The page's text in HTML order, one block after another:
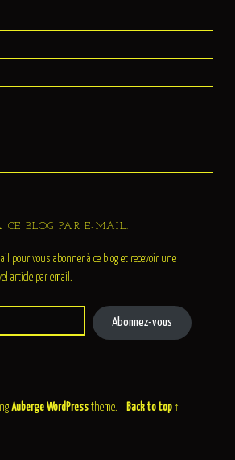
BLOG PAR E-MAIL.
pour vous abonner à ce blog et recevoir une
article par email.
Abonnez-vous
Auberge WordPresstheme. Back to top ↑